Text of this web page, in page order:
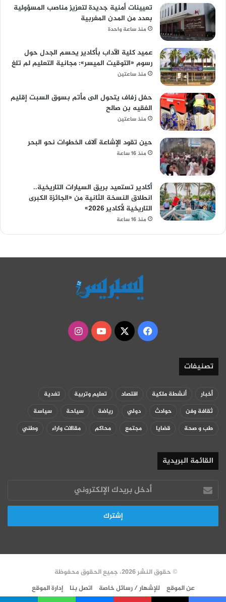
تعيينات أمنية جديدة لتعزيز مناصب المسؤولية
بعدد من المدن المغربية
منذ ساعة واحدة
عميد كلية الآداب بأكادير يحسم الجدل حول
رسوم «التوقيت الميسر»: مجانية التعليم لم تلغ
منذ ساعتين
حفل زفاف يتحول الى مأتم بسوق السبت إقليم
الفقيه بن صالح
منذ ساعتين
حين تقود الإشاعة آلاف الخطوات نحو البحر
منذ 16 ساعة
أكادير تستعيد بريق السيارات التاريخية..
انطلاق النسخة الثانية من «الجائزة الكبرى
التاريخية لأكادير 2026»
منذ 16 ساعة
فيسبوك
‫X
‫YouTubeانستقرام
تصنيفات
أخبار أنشطة ملكية اقتصاد تعليم وتربية
تغدية
ثقافة وفن
حوادث دولي رياضة سياحة
سياسة
طب و صحة
قضايا مجتمع محاكم مقالات واراء وطني
القائمة البريدية
أدخل
بريدك
الإلكتروني
© حقوق النشر 2026، جميع الحقوق محفوظة
عن الموقع
للإشهار / رسائل خاصة اتصل بنا
إدارة الموقع